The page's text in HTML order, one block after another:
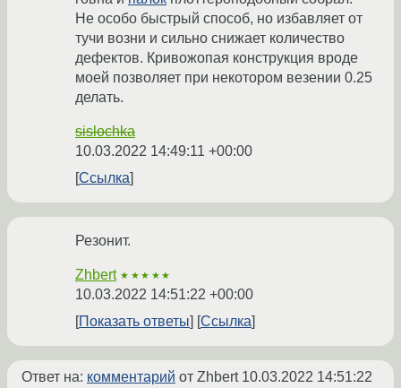
Не особо быстрый способ, но избавляет от
тучи возни и сильно снижает количество
дефектов. Кривожопая конструкция вроде
моей позволяет при некотором везении 0.25
делать.
sislochka
10.03.2022 14:49:11 +00:00
Ссылка
Резонит.
Zhbert ★★★★★
10.03.2022 14:51:22 +00:00
Показать ответы
Ссылка
Ответ на: комментарий от Zhbert 10.03.2022 14:51:22